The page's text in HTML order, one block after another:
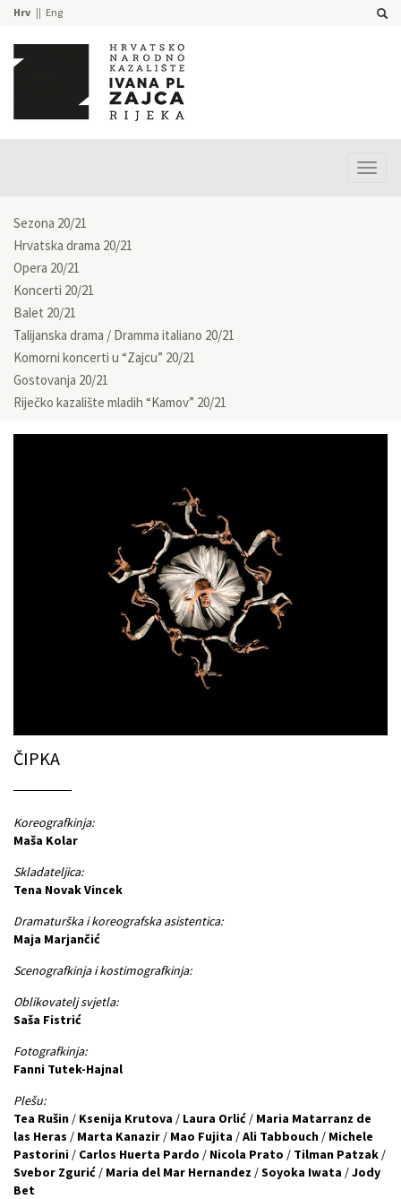
Hrv Eng
Sezona 20/21
Hrvatska drama 20/21
Opera 20/21
Koncerti 20/21
Balet 20/21
Talijanska drama / Dramma italiano 20/21
Komorni koncerti u “Zajcu” 20/21
Gostovanja 20/21
Riječko kazalište mladih “Kamov” 20/21
ČIPKA
Koreografkinja:
Maša Kolar
Skladateljica:
Tena Novak Vincek
Dramaturška i koreografska asistentica:
Maja Marjančić
Scenografkinja i kostimografkinja:
Oblikovatelj svjetla:
Saša Fistrić
Fotografkinja:
Fanni Tutek-Hajnal
Plešu:
Tea Rušin / Ksenija Krutova / Laura Orlić / Maria Matarranz de
las Heras / Marta Kanazir / Mao Fujita /Ali Tabbouch / Michele
Pastorini / Carlos Huerta Pardo / Nicola Prato / Tilman Patzak /
Svebor Zgurić / Maria del Mar Hernandez /Soyoka Iwata /Jody
Bet